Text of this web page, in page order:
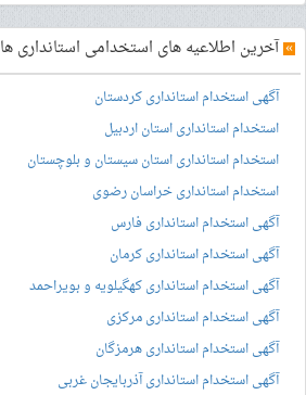
»آخرین اطلاعیه های استخدامی استانداری ها
آگهی استخدام استانداری کردستان
استخدام استانداری استان اردبیل
استخدام استانداری استان سیستان و بلوچستان
استخدام استانداری خراسان رضوی
آگهی استخدام استانداری فارس
آگهی استخدام استانداری کرمان
آگهی استخدام استانداری کهگیلویه و بویراحمد
آگهی استخدام استانداری مرکزی
آگهی استخدام استانداری هرمزگان
آگهی استخدام استانداری آذربایجان غربی